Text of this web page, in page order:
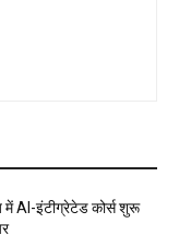
AI-इंटीग्रेटेड कोर्स शुरू